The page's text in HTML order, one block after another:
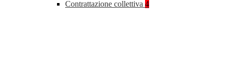
Contrattazione collettiva 4